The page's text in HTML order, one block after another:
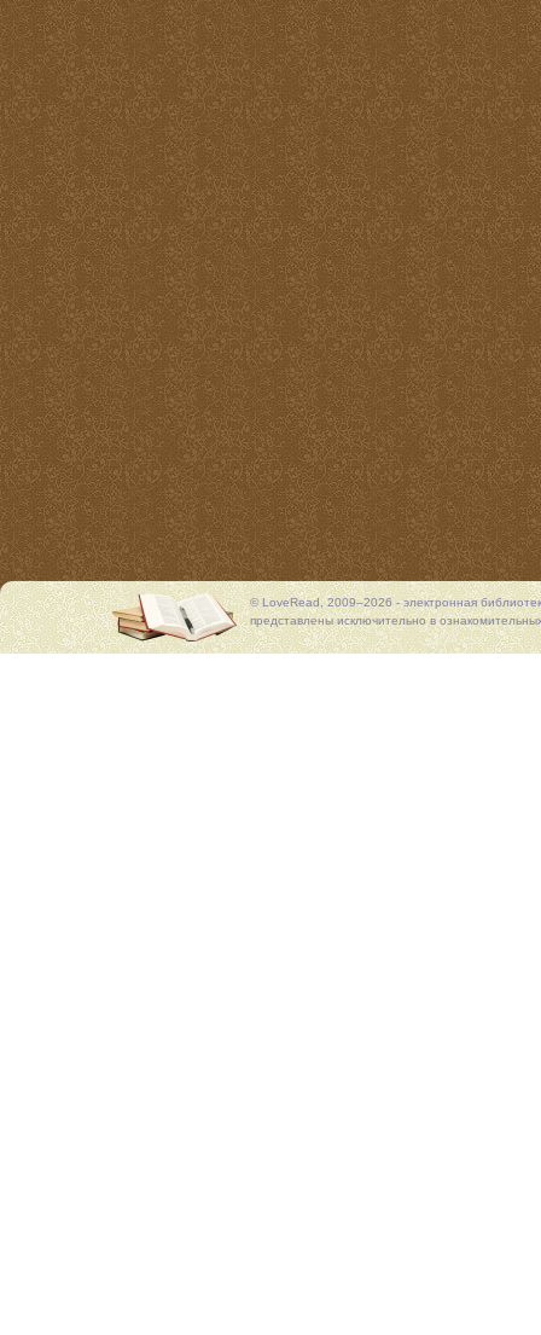
© LoveRead, 2009–2026 - электронная
представлены исключительно в